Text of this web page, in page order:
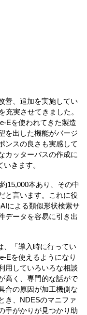
善、追加を実施してい
充実させてきました。
Eを使われてきた製造
を出した機能がバージ
ンスの良さも実感して
カッターパスの作成に
きます。
15,000本あり、その中
と言います。これに役
による類似形状検索サ
データを容易に引き出
、「導入時に行ってい
Eを使えるようになり
用していろいろな相談
高く、専門的な話がで
合の原因が加工機側な
き、NDESのマニファ
手がかりが見つかり助